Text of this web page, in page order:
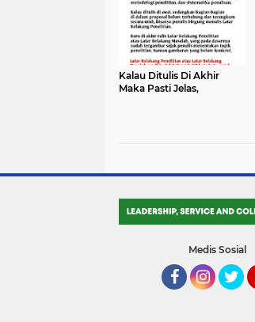
Kalau Ditulis Di Akhir
Maka Pasti Jelas,
Medis Sosial